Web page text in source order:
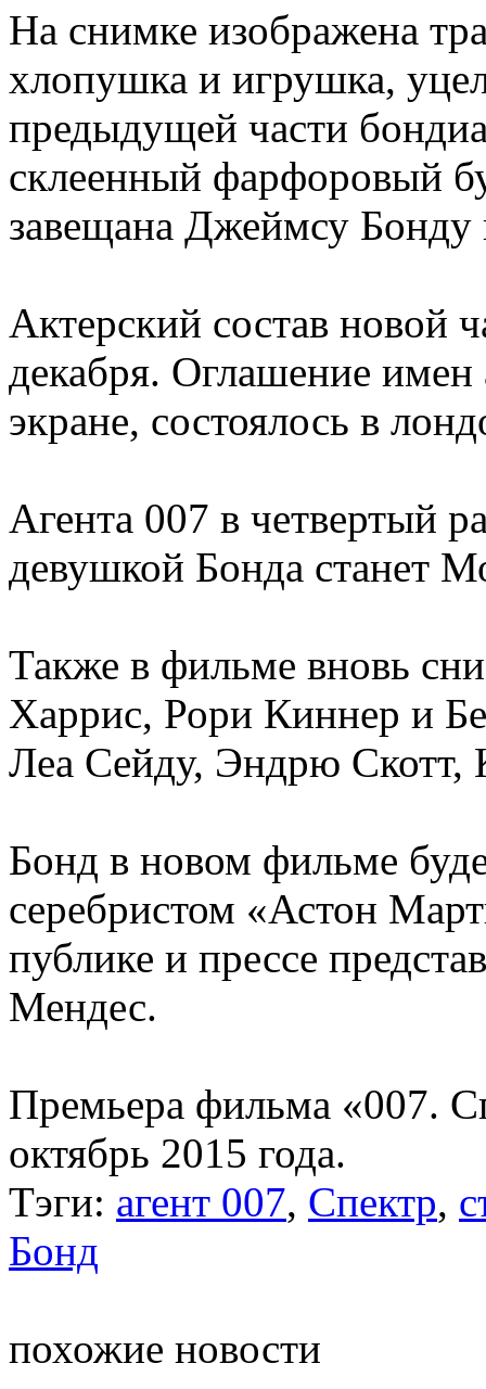
На снимке изображена
хлопушка и игрушка,
предыдущей части
склеенный фарфоровый
завещана Джеймсу
Актерский состав новой
декабря. Оглашение имен
экране, состоялось в
Агента 007 в четвертый
девушкой Бонда станет
Также в фильме вновь
Харрис, Рори Киннер и
Леа Сейду, Эндрю Скотт,
Бонд в новом фильме
серебристом «Астон
публике и прессе
Мендес.
Премьера фильма «007.
октябрь 2015 года.
Тэги: агент 007, Спектр,
Бонд
похожие новости